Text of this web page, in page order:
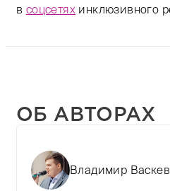
в соцсетях инклюзивного
ОБ АВТОРАХ
Владимир